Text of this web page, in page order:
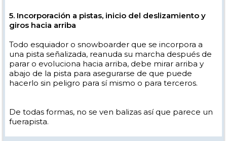
5. Incorporación a pistas, inicio del deslizamiento y
giros hacia arriba
Todo esquiador o snowboarder que se incorpora a
una pista señalizada, reanuda su marcha después de
parar o evoluciona hacia arriba, debe mirar arriba y
abajo de la pista para asegurarse de que puede
hacerlo sin peligro para sí mismo o para terceros.
De todas formas, no se ven balizas así que parece un
fuerapista.